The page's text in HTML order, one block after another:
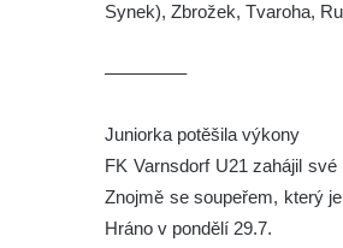
Synek), Zbrožek, Tvaroha,
————–
Juniorka potěšila výkony
FK Varnsdorf U21 zahájil
Znojmě se soupeřem, který
Hráno v pondělí 29.7.